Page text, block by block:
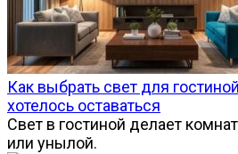
Как выбрать свет для
хотелось оставаться
Свет в гостиной делает
или унылой.